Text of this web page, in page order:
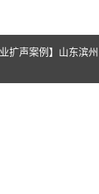
扩声案例】山东滨州